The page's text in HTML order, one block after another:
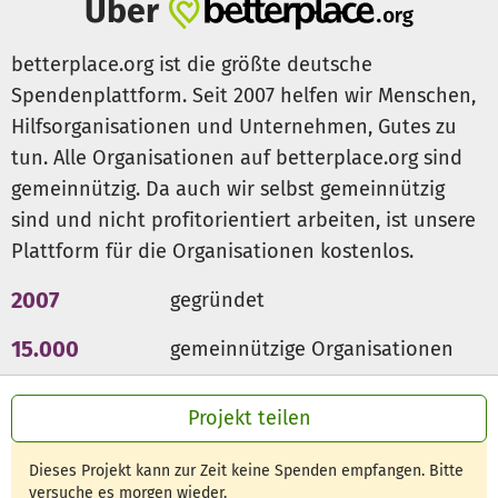
Projekt teilen
Dieses Projekt kann zur Zeit keine Spenden empfangen. Bitte
versuche es morgen wieder.
- Machtmissbrauch (Kind als Druck- und
Machtmittel missbrauchen)
Durch diese traumatischen Erlebnisse haben wir erkannt,
dass dringend sowohl präventiver Handlungsbedarf für
potentielle Täter besteht als auch Hilfestellung und
Beistand, jeglicher Art, für Kinder, Eltern und Angehörige
unbedingt erforderlich ist.
Infolgedessen haben wir aus tiefster Überzeugung die
„ShakenKids e.V.“ ins Leben gerufen.
Unser Auftrag:
Aufklärung, Beratung, Förderung
Unsere Vision:Bundesweite Anlaufstationen und
Ehrenamtliche Mitarbeiter, die Betroffenen hilfreich zur
unterstützen zu können.
Über
betterplace.org ist die größte deutsche
Spendenplattform. Seit 2007 helfen wir Menschen,
Hilfsorganisationen und Unternehmen, Gutes zu
tun. Alle Organisationen auf betterplace.org sind
gemeinnützig. Da auch wir selbst gemeinnützig
sind und nicht profitorientiert arbeiten, ist unsere
Plattform für die Organisationen kostenlos.
2007 gegründet
15.000 gemeinnützige Organisationen
300 Mio € für den guten Zweck